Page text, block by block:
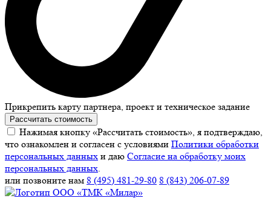
Прикрепить карту партнера, проект и техническое задание
Рассчитать стоимость
Нажимая кнопку «Рассчитать стоимость», я подтверждаю,
что ознакомлен и согласен с условиями Политики обработки
персональных данных и даю Согласие на обработку моих
персональных данных.
или позвоните нам 8 (495) 481-29-80 8 (843) 206-07-89